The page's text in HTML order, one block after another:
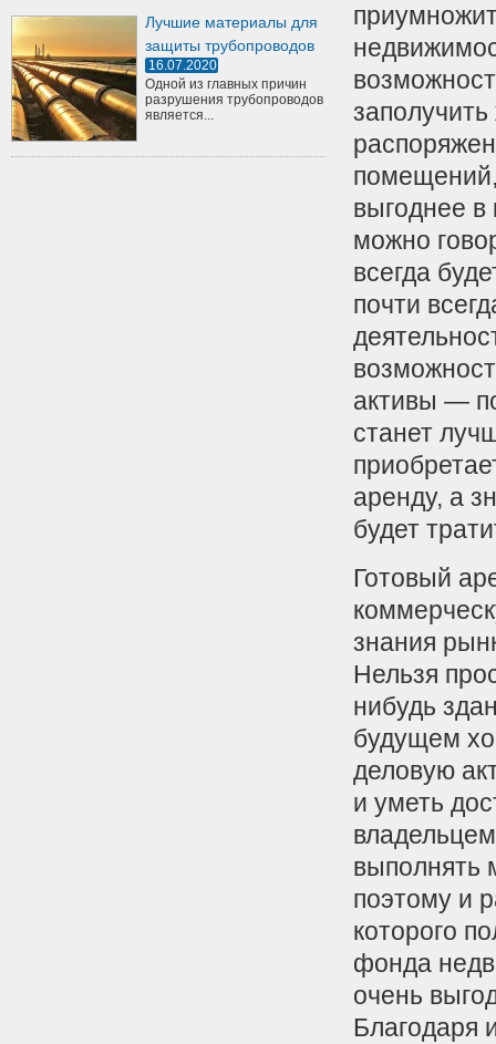
Лучшие материалы для
защиты трубопроводов
16.07.2020
Одной из главных причин
разрушения трубопроводов
является...
помещений,
выгоднее в
можно
всегда
почти
активы —
станет
аренду, а
будет
Готовый
знания
Нельзя
нибудь
будущем
деловую
и уметь
выполнять
поэтому и
которого
фонда
очень
Благодаря